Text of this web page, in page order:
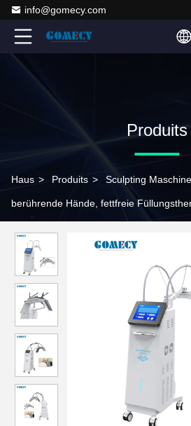
info@gomecy.com
Produits
Haus > Produits > Sculpting
berührende Hände, fettfreie